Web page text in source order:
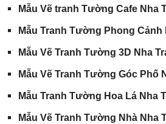
Mẫu Vẽ tranh Tường Cafe Nha
Mẫu Tranh Tường Phong Cảnh
Mẫu Vẽ Tranh Tường 3D Nha
Mẫu Vẽ Tranh Tường Góc Phố
Mẫu Tranh Tường Hoa Lá Nha
Mẫu Vẽ Tranh Tường Nhà Nha